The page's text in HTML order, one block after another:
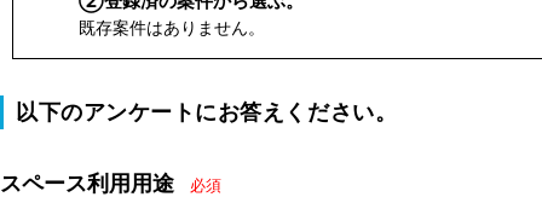
既存案件はありません。
以下のアンケートにお答えください。
スペース利用用途 必須